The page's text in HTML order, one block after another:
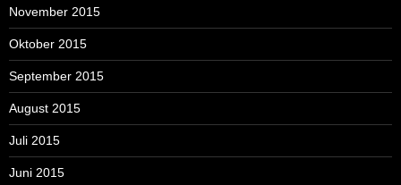
November 2015
Oktober 2015
September 2015
August 2015
Juli 2015
Juni 2015